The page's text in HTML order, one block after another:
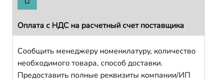
Оплата с НДС на расчетный счет поставщика
Сообщить менеджеру номенклатуру, количество
необходимого товара, способ доставки.
Предоставить полные реквизиты компании/ИП